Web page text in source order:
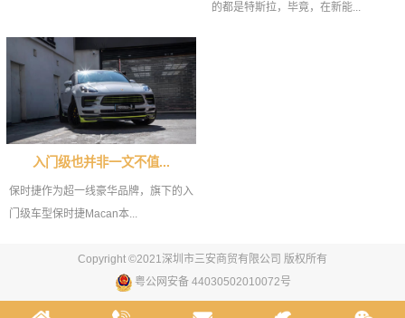
的都是特斯拉，毕竟，在新能...
入门级也并非一文不值...
保时捷作为超一线豪华品牌，旗下的入
门级车型保时捷Macan本...
Copyright ©2021深圳市三安商贸有限公司 版权所有
粤公网安备 44030502010072号